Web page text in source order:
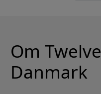
Om
Danmark